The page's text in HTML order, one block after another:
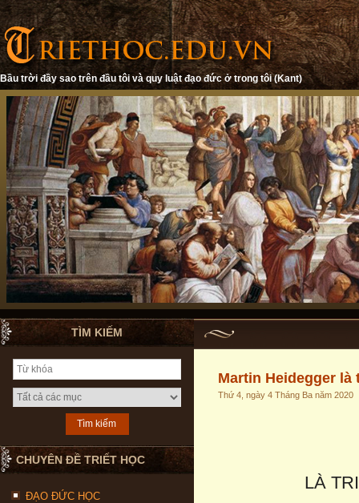
Bầu trời đầy sao trên đầu tôi và quy luật đạo đức ở trong tôi (Kant)
TÌM KIẾM
CHUYÊN ĐỀ TRIẾT HỌC
ĐẠO ĐỨC HỌC
Martin Heidegger
Thứ 4, ngày 4 Tháng Ba năm 2020
LÀ